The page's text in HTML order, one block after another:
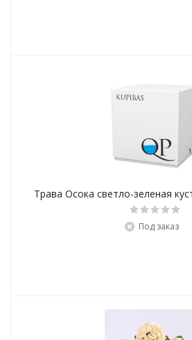
Трава Осока светло-зеленая
Под заказ